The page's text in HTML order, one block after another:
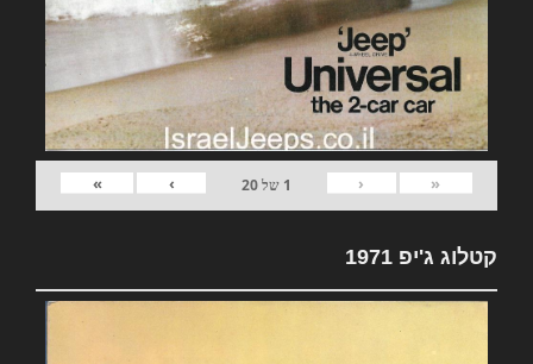
«
‹
1 של20
›
»
קטלוג ג'יפ 1971